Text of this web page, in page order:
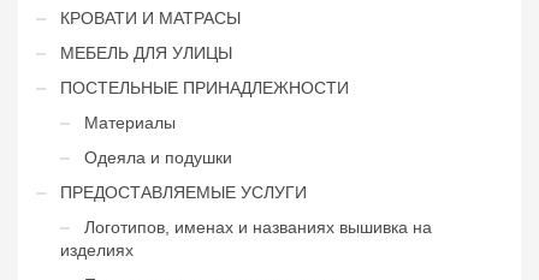
КРОВАТИ И МАТРАСЫ
МЕБЕЛЬ ДЛЯ УЛИЦЫ
ПОСТЕЛЬНЫЕ ПРИНАДЛЕЖНОСТИ
Материалы
Одеяла и подушки
ПРЕДОСТАВЛЯЕМЫЕ УСЛУГИ
Логотипов, именах и названиях вышивка на
изделиях